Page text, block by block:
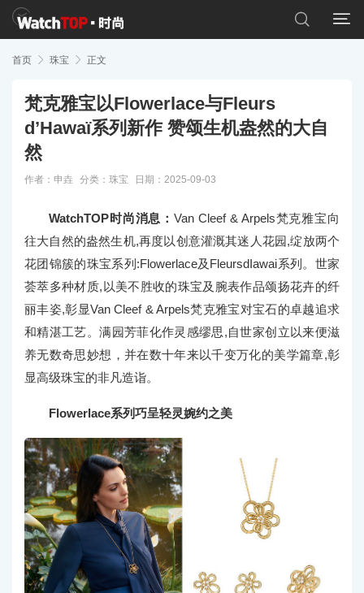


首页  珠宝  正文
梵克雅宝以Flowerlace与Fleurs
d’Hawaï系列新作 赞颂生机盎然的大自
然
作者：申垚 分类： 珠宝 日期：2025-09-03
WatchTOP时尚消息：Van Cleef & Arpels梵克雅宝向
往大自然的盎然生机,再度以创意灌溉其迷人花园,绽放两个
花团锦簇的珠宝系列:Flowerlace及FleursdIawai系列。世家
荟萃多种材质,以美不胜收的珠宝及腕表作品颂扬花卉的纤
丽丰姿,彰显Van Cleef & Arpels梵克雅宝对宝石的卓越追求
和精湛工艺。满园芳菲化作灵感缪思,自世家创立以来便滋
养无数奇思妙想，并在数十年来以千变万化的美学篇章,彰
显高级珠宝的非凡造诣。
Flowerlace系列巧呈轻灵婉约之美